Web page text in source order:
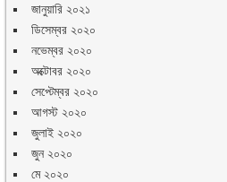
জানুয়ারি ২০২১
ডিসেম্বর ২০২০
নভেম্বর ২০২০
অক্টোবর ২০২০
সেপ্টেম্বর ২০২০
আগস্ট ২০২০
জুলাই ২০২০
জুন ২০২০
মে ২০২০